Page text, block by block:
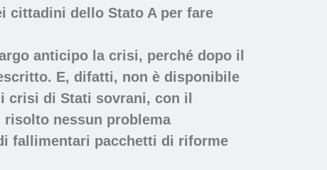
cittadini dello Stato A per fare
anticipo la crisi, perché dopo il
E, difatti, non è disponibile
crisi di Stati sovrani, con il
nessun problema
fallimentari pacchetti di riforme